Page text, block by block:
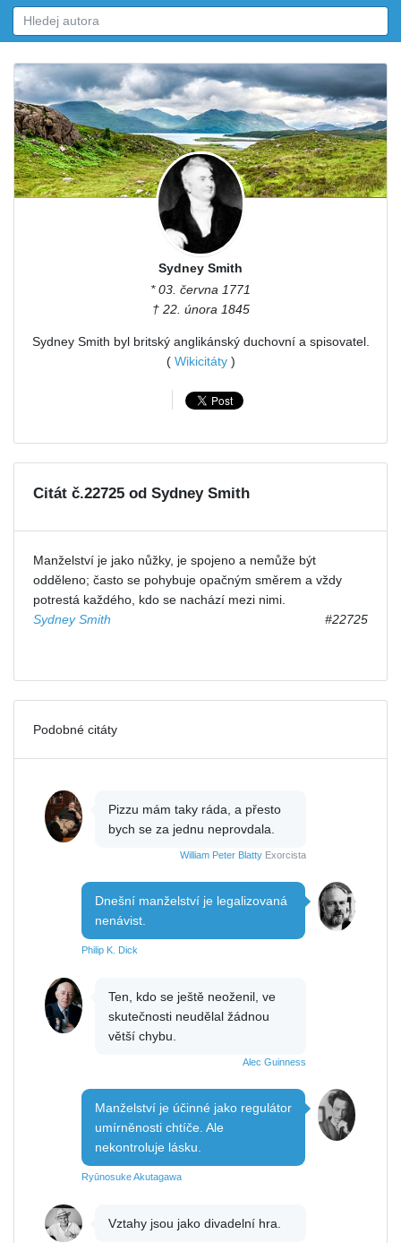
Sydney Smith
* 03. června 1771
† 22. února 1845
Sydney Smith byl britský anglikánský duchovní a spisovatel.
( Wikicitáty)
Citát č.22725 od Sydney Smith
Manželství je jako nůžky, je spojeno a nemůže být
odděleno; často se pohybuje opačným směrem a vždy
potrestá každého, kdo se nachází mezi nimi.
Sydney Smith
#22725
Podobné citáty
Pizzu mám taky ráda, a přesto
bych se za jednu neprovdala.
William Peter Blatty Exorcista
Dnešní manželství je legalizovaná
nenávist.
Philip K. Dick
Ten, kdo se ještě neoženil, ve
skutečnosti neudělal žádnou
větší chybu.
Alec Guinness
Manželství je účinné jako regulátor
umírněnosti chtíče. Ale
nekontroluje lásku.
Ryūnosuke Akutagawa
Vztahy jsou jako divadelní hra.